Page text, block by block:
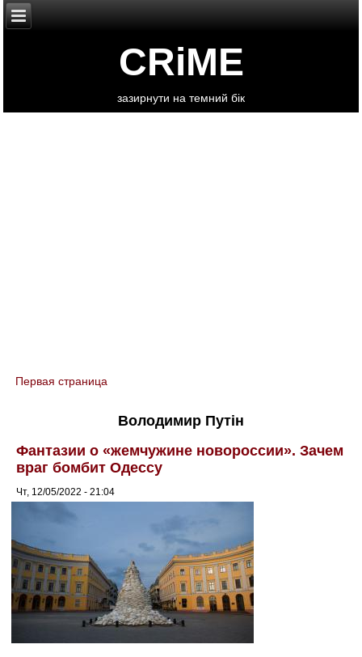
CRiME
зазирнути на темний бік
You are here
Первая страница
Володимир Путін
Фантазии о «жемчужине новороссии». Зачем
враг бомбит Одессу
Чт, 12/05/2022 - 21:04